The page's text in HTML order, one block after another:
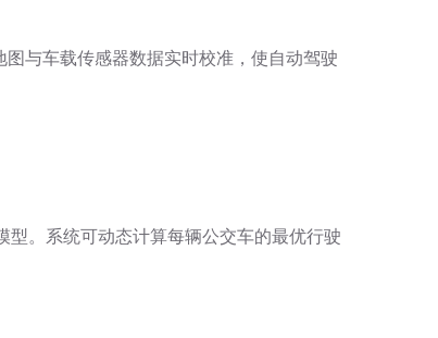
与车载传感器数据实时校准，使自动驾驶
。系统可动态计算每辆公交车的最优行驶